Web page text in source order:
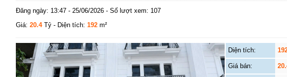
Đăng ngày: 13:47 - 25/06/2026 - Số lượt xem: 107
Giá: 20.4Tỷ - Diện tích: 192 m²
Diện tích:
Giá bán: